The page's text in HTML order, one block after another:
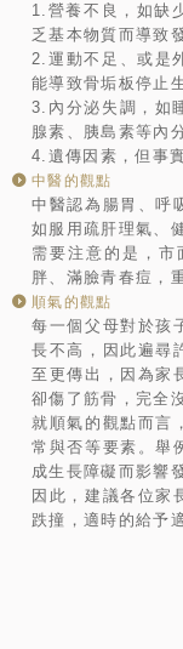
1.營養不良，如缺
乏基本物質而導致
2.運動不足、或是
能導致骨垢板停止
3.內分泌失調，如
腺素、胰島素等內
4.遺傳因素，但事
中醫的觀點
中醫認為腸胃、呼
如服用疏肝理氣、
需要注意的是，
胖、滿臉青春痘，
順氣的觀點
每一個父母對於孩
長不高，因此遍尋
至更傳出，因為家
卻傷了筋骨，完全
就順氣的觀點而言
常與否等要素。舉
成生長障礙而影響
因此，建議各位家
跌撞，適時的給予